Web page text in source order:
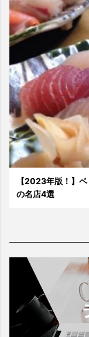
【2023年版！】
の名店4選